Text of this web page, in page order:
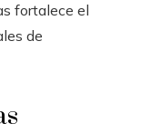
fortalece el
de